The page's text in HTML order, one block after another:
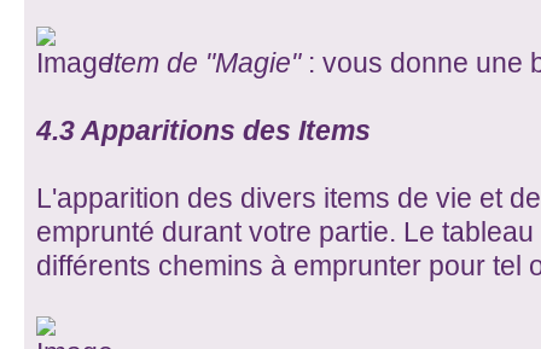
Item de "Magie": vous donne une
4.3 Apparitions des Items
L'apparition des divers items de vie et
emprunté durant votre partie. Le
différents chemins à emprunter pour tel